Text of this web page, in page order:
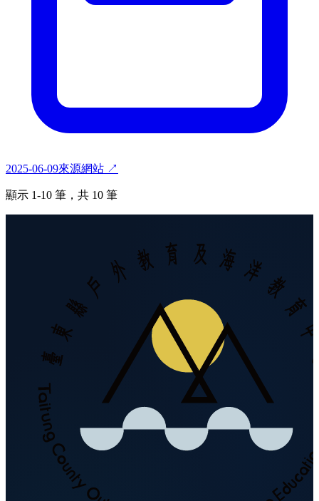
2025-06-09來源網站 ↗
顯示 1-10 筆，共 10 筆